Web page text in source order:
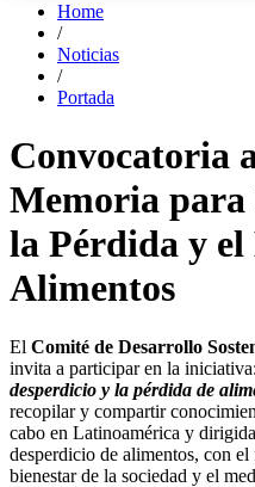
Home
/
Noticias
/
Portada
Convocatoria
Memoria para
la Pérdida y el
Alimentos
El Comité de Desarrollo
invita a participar en la iniciativa:
desperdicio y la pérdida de
recopilar y compartir
cabo en Latinoamérica y
desperdicio de alimentos, con
bienestar de la sociedad y el